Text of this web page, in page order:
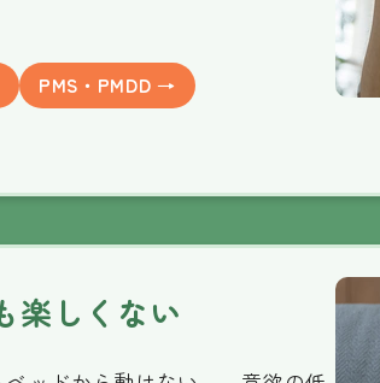
PMS・PMDD →
楽しくない